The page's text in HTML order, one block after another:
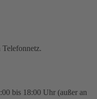
Telefonnetz.
bis 18:00 Uhr (außer an